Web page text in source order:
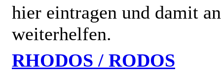
hier eintragen und damit
weiterhelfen.
RHODOS / RODOS